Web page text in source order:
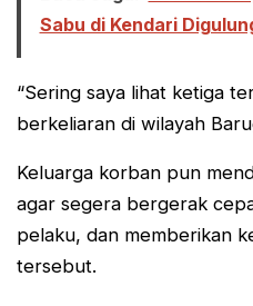
Sabu di Kendari
“Sering saya lihat ketiga
berkeliaran di wilayah
Keluarga korban pun
agar segera bergerak
pelaku, dan memberikan
tersebut.